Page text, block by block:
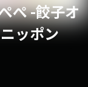
ぺ -餃子オ
ッポン